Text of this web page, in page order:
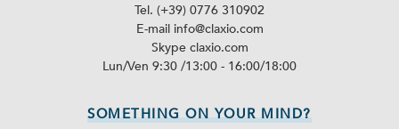
Tel. (+39) 0776 310902
E-mail info@claxio.com
Skype claxio.com
Lun/Ven 9:30 /13:00 - 16:00/18:00
SOMETHING ON YOUR MIND?